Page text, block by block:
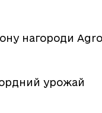
нагороди
урожай